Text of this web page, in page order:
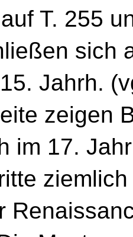
T. 255
sich
Jahrh.
zeigen
im 17.